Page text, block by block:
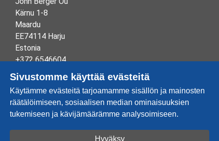
Kärnu 1-8
Maardu
EE74114 Harju
Estonia
+372 6546604
info@johnberger.ee
Reg.nr 10265834
EE100332513
Sivustomme käyttää evästeitä
Käytämme evästeitä tarjoamamme sisällön ja mainosten
räätälöimiseen, sosiaalisen median ominaisuuksien
tukemiseen ja kävijämäärämme analysoimiseen.
Hyväksy